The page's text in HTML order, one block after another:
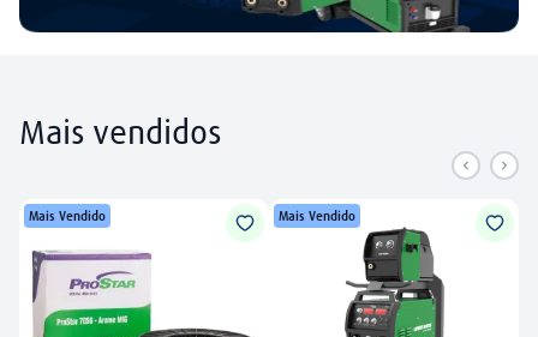
Mais vendidos
Mais Vendido Mais Vendido